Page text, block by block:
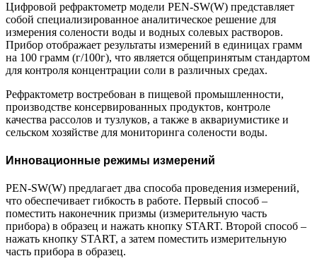
Цифровой рефрактометр модели PEN-SW(W) представляет
собой специализированное аналитическое решение для
измерения солености воды и водных солевых растворов.
Прибор отображает результаты измерений в единицах грамм
на 100 грамм (г/100г), что является общепринятым стандартом
для контроля концентрации соли в различных средах.
Рефрактометр востребован в пищевой промышленности,
производстве консервированных продуктов, контроле
качества рассолов и тузлуков, а также в аквариумистике и
сельском хозяйстве для мониторинга солености воды.
Инновационные режимы измерений
PEN-SW(W) предлагает два способа проведения измерений,
что обеспечивает гибкость в работе. Первый способ –
поместить наконечник призмы (измерительную часть
прибора) в образец и нажать кнопку START. Второй способ –
нажать кнопку START, а затем поместить измерительную
часть прибора в образец.